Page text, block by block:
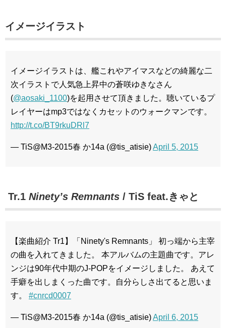
イメージイラスト
イメージイラストは、艦これやアイマスなどの綺麗な二
次イラストで人気急上昇中の蒼咲ゆきなさん
(@aosaki_1100)を起用させて頂きました。聴いているプ
レイヤーはmp3ではなくカセットのウォークマンです。
http://t.co/BT9rkuDRl7
— TiS@M3-2015春 か14a (@tis_atisie)April 5, 2015
Tr.1 Ninety’s Remnants / TiS feat.きゃと
【楽曲紹介 Tr1】「Ninety's Remnants」 初っ端から主宰
の曲を入れてきました。 本アルバムの主題曲です。アレ
ンジは90年代中期のJ-POPをイメージしました。 あえて
手癖を出しまくった曲です。自分らしさ出てると思いま
す。 #cnrcd0007
— TiS@M3-2015春 か14a (@tis_atisie)April 6, 2015